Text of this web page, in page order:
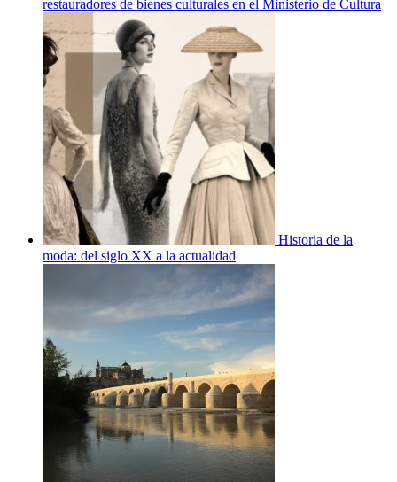
restauradores de bienes culturales en el Ministerio de Cultura
Historia de la
moda: del siglo XX a la actualidad